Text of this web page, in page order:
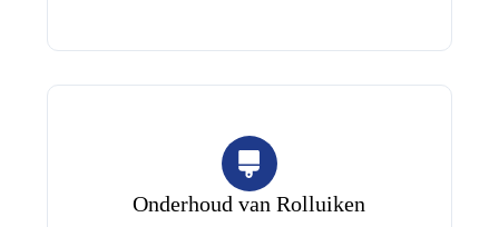
Onderhoud van Rolluiken